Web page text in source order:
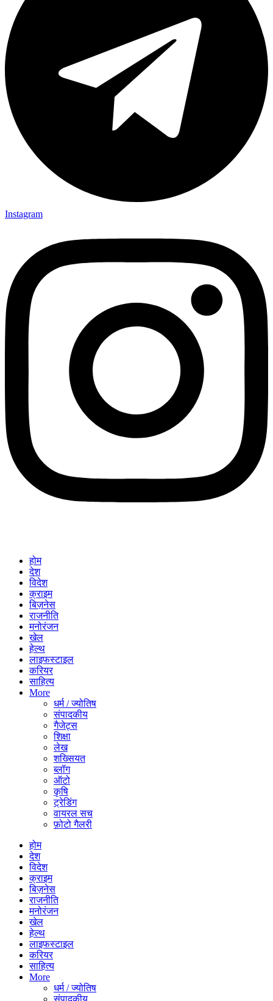
Instagram
होम
देश
विदेश
क्राइम
बिज़नेस
राजनीति
मनोरंजन
खेल
हेल्थ
लाइफस्टाइल
करियर
साहित्य
More
धर्म / ज्योतिष
संपादकीय
गैजेट्स
शिक्षा
लेख
शख्सियत
ब्लॉग
ऑटो
कृषि
ट्रेडिंग
वायरल सच
फ़ोटो गैलरी
होम
देश
विदेश
क्राइम
बिज़नेस
राजनीति
मनोरंजन
खेल
हेल्थ
लाइफस्टाइल
करियर
साहित्य
More
धर्म / ज्योतिष
संपादकीय